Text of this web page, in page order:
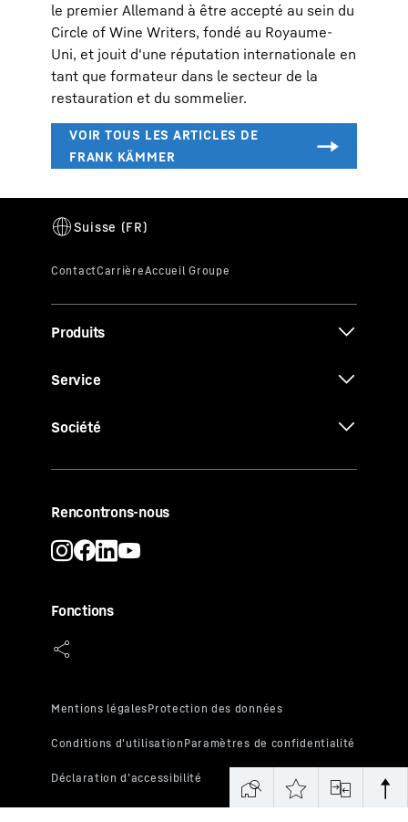
le premier Allemand à être accepté au sein du
Circle of Wine Writers, fondé au Royaume-
Uni, et jouit d'une réputation internationale en
tant que formateur dans le secteur de la
restauration et du sommelier.
Produits
Service
Société
Rencontrons-nous
Fonctions